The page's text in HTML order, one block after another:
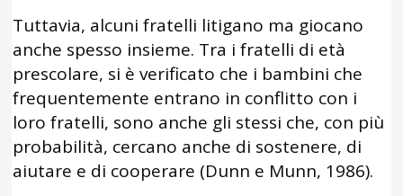
Tuttavia, alcuni fratelli litigano ma giocano
anche spesso insieme. Tra i fratelli di età
prescolare, si è verificato che i bambini che
frequentemente entrano in conflitto con i
loro fratelli, sono anche gli stessi che, con più
probabilità, cercano anche di sostenere, di
aiutare e di cooperare (Dunn e Munn, 1986).